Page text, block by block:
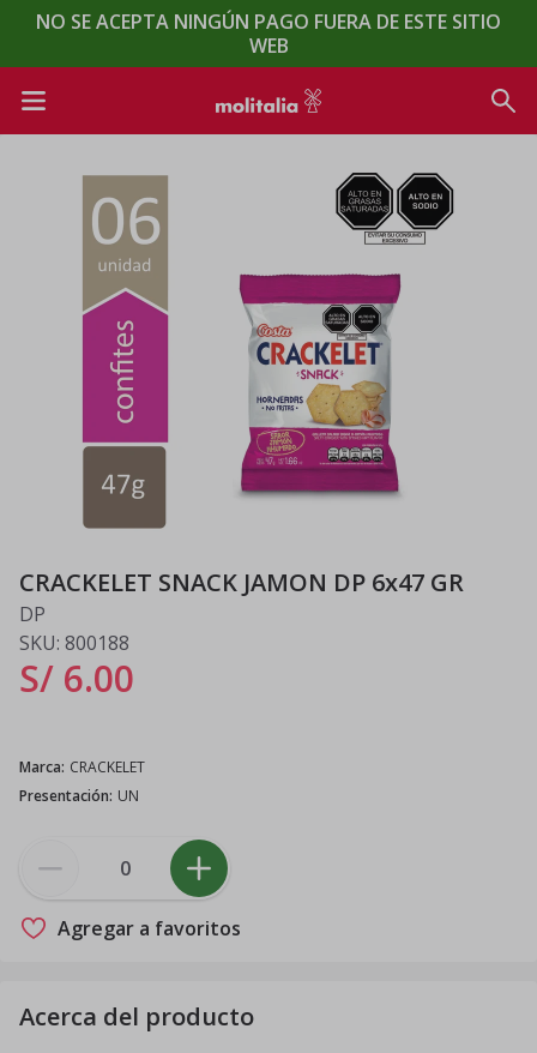
NO SE ACEPTA NINGÚN PAGO FUERA DE ESTE SITIO
WEB
CRACKELET SNACK JAMON DP 6x47 GR
DP
SKU: 800188
S/ 6.00
Marca: CRACKELET
Presentación: UN
Agregar a favoritos
Acerca del producto